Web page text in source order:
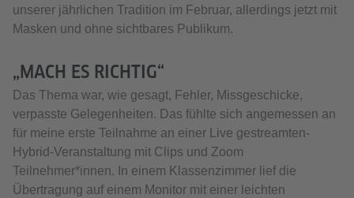
unserer jährlichen Tradition im Februar, allerdings jetzt mit
Masken und ohne sichtbares Publikum.
„MACH ES RICHTIG“
Das Thema war, wie gesagt, Fehler, Missgeschicke,
verpasste Gelegenheiten. Das fühlte sich angemessen an
für meine erste Teilnahme an einer Live gestreamten-
Hybrid-Veranstaltung mit Clips und Zoom
Teilnehmer*innen. In einem Klassenzimmer lief die
Übertragung auf einem Monitor mit einer leichten